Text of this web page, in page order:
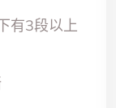
有3段以上